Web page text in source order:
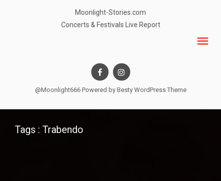
Moonlight-Stories.com
Concerts & Festivals Live Report
@Moonlight666 Powered by Besty WordPress Theme
Tags : Trabendo